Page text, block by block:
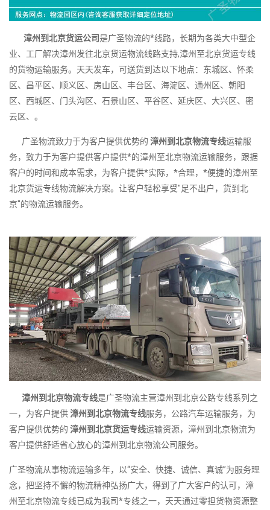
漳州到北京货运公司是广圣物流的*线路，长期为各类大中型企
业、工厂解决漳州发往北京货运物流线路支持,漳州至北京货运专线
的货物运输服务。天天发车，可送货到达以下地点：东城区、怀柔
区、昌平区、顺义区、房山区、丰台区、海淀区、通州区、朝阳
区、西城区、门头沟区、石景山区、平谷区、延庆区、大兴区、密
云区、。
广圣物流致力于为客户提供优势的 漳州到北京物流专线运输服
务，致力于为客户提供客户提供*的漳州至北京物流运输服务，跟据
客户的时间和成本需求，为客户提供*实际，*合理，*便捷的漳州至
北京货运专线物流解决方案。让客户轻松享受"足不出户，货到北
京"的物流运输服务。
漳州到北京物流专线是广圣物流主营漳州到北京公路专线系列之
一，为客户提供漳州到北京物流专线服务，公路汽车运输服务，为
客户提供优势的 漳州到北京货运专线运输资源，漳州到北京物流为
客户提供舒适省心放心的漳州到北京物流公司服务。
广圣物流从事物流运输多年，以“安全、快捷、诚信、真诚”为服务理
念，把坚持不懈的物流精神弘扬广大，得到了广大客户的认可，漳
州至北京物流专线已成为我司*专线之一，天天通过零担货物资源整